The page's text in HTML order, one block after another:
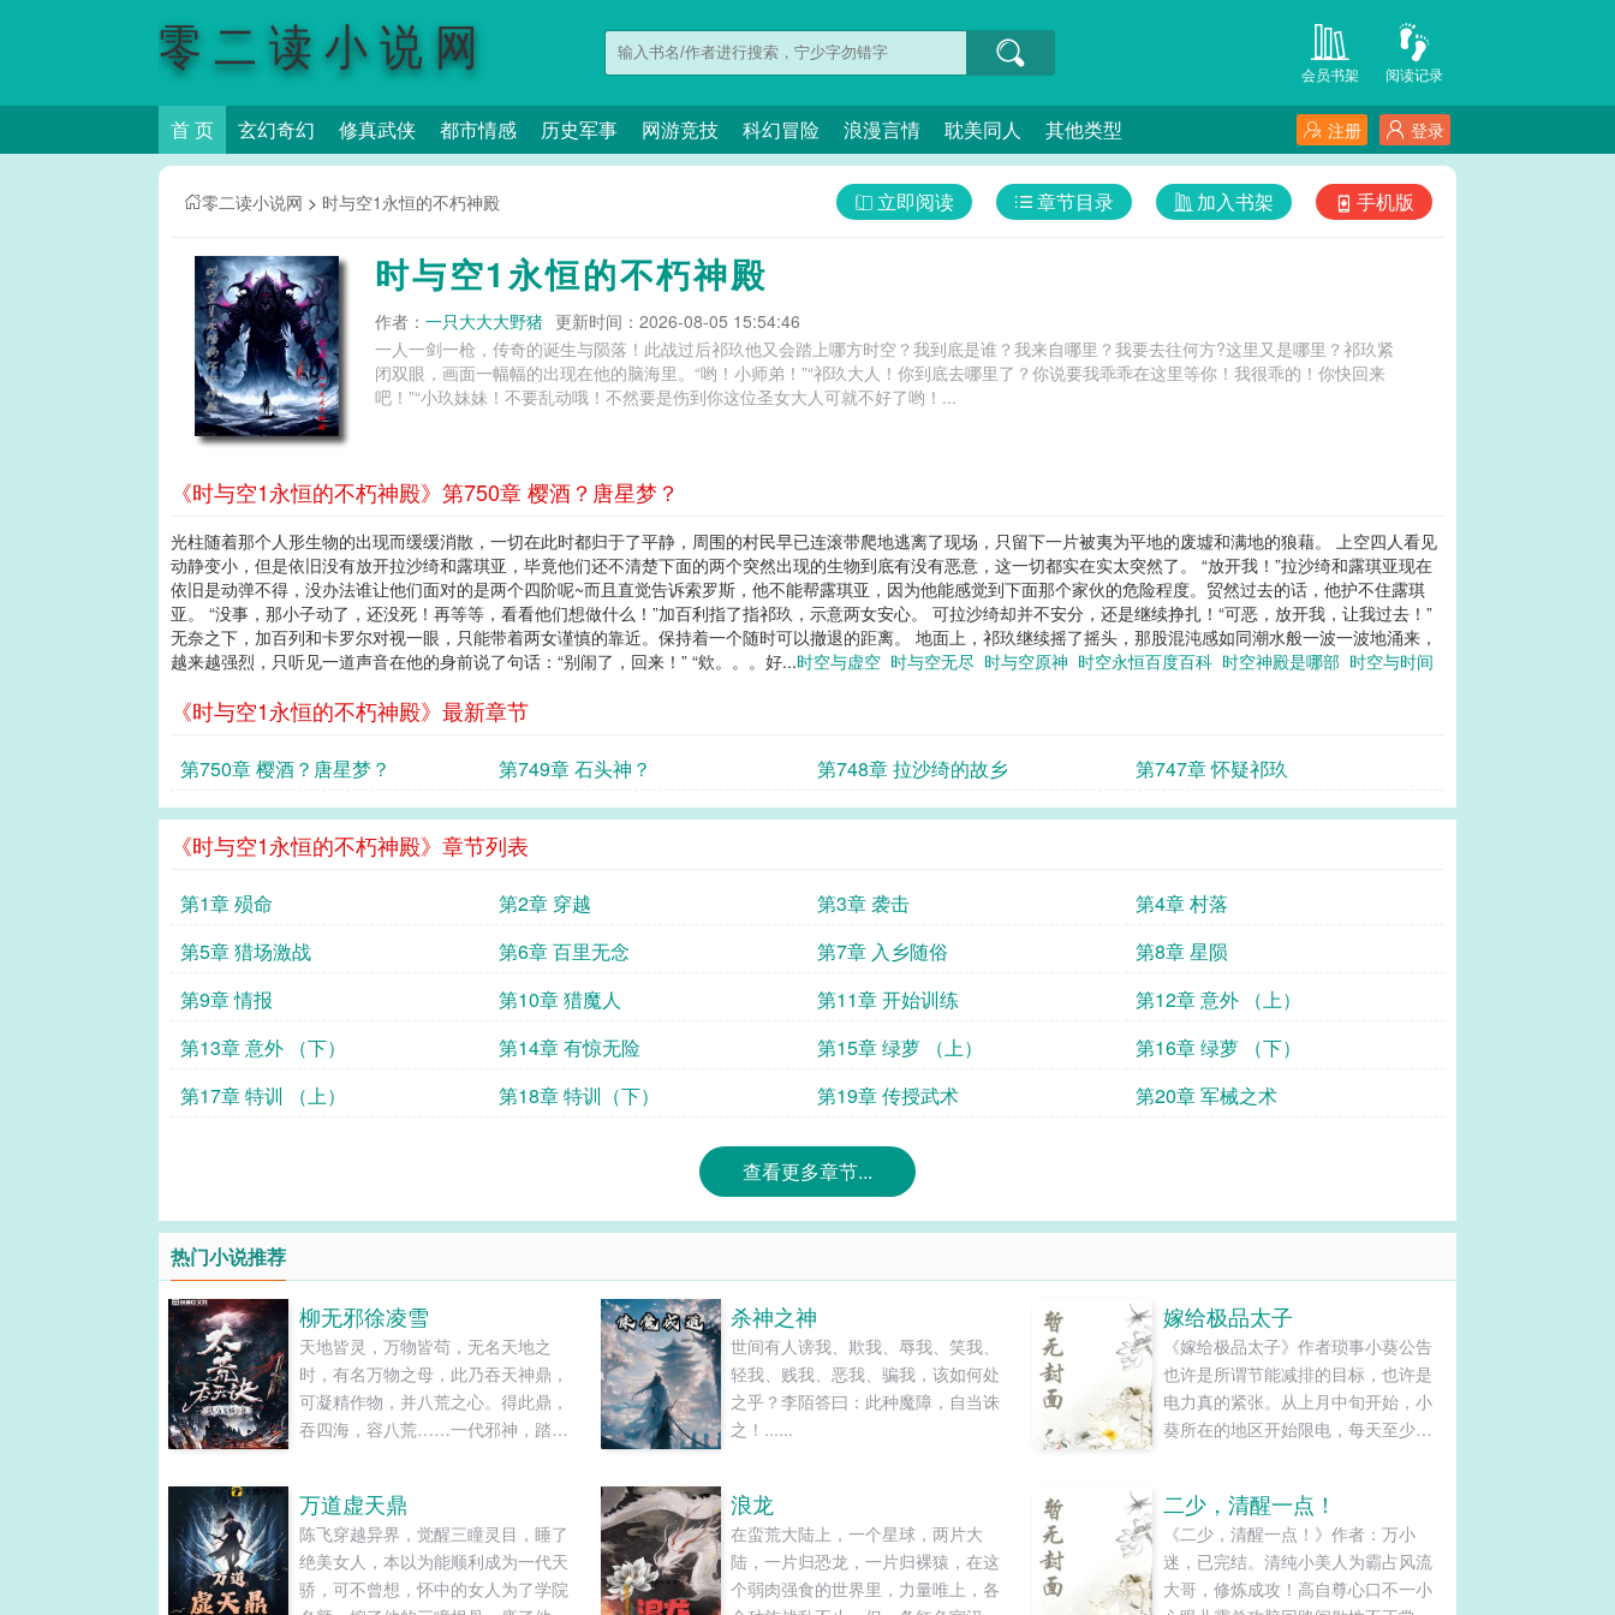
零二读小说网 阅读记录
会员书架
首 页 玄幻奇幻 修真武侠 都市情感 历史军事 网游竞技 科幻冒险 浪漫言情 耽美同人 其他类型 登录
注册
零二读小说网 > 时与空1永恒的不朽神殿 手机版
加入书架
章节目录
立即阅读
时与空1永恒的不朽神殿
作者： 一只大大大野猪 更新时间：2026-08-05 15:54:46
一人一剑一枪，传奇的诞生与陨落！此战过后祁玖他又会踏上哪方时空？我到底是谁？我来自哪里？我要去往何方?这里又是哪里？祁玖紧
闭双眼，画面一幅幅的出现在他的脑海里。“哟！小师弟！”“祁玖大人！你到底去哪里了？你说要我乖乖在这里等你！我很乖的！你快回来
吧！”“小玖妹妹！不要乱动哦！不然要是伤到你这位圣女大人可就不好了哟！...
《时与空1永恒的不朽神殿》第750章 樱酒？唐星梦？
光柱随着那个人形生物的出现而缓缓消散，一切在此时都归于了平静，周围的村民早已连滚带爬地逃离了现场，只留下一片被夷为平地的废墟和满地的狼藉。 上空四人看见
动静变小，但是依旧没有放开拉沙绮和露琪亚，毕竟他们还不清楚下面的两个突然出现的生物到底有没有恶意，这一切都实在实太突然了。 “放开我！”拉沙绮和露琪亚现在
依旧是动弹不得，没办法谁让他们面对的是两个四阶呢~而且直觉告诉索罗斯，他不能帮露琪亚，因为他能感觉到下面那个家伙的危险程度。贸然过去的话，他护不住露琪
亚。 “没事，那小子动了，还没死！再等等，看看他们想做什么！”加百利指了指祁玖，示意两女安心。 可拉沙绮却并不安分，还是继续挣扎！“可恶，放开我，让我过去！”
无奈之下，加百列和卡罗尔对视一眼，只能带着两女谨慎的靠近。保持着一个随时可以撤退的距离。 地面上，祁玖继续摇了摇头，那股混沌感如同潮水般一波一波地涌来，
越来越强烈，只听见一道声音在他的身前说了句话：“别闹了，回来！” “欸。。。好...时空与虚空 时与空无尽 时与空原神 时空永恒百度百科 时空神殿是哪部 时空与时间
《时与空1永恒的不朽神殿》最新章节
第750章 樱酒？唐星梦？ 第749章 石头神？ 第748章 拉沙绮的故乡 第747章 怀疑祁玖
《时与空1永恒的不朽神殿》章节列表
第1章 殒命 第2章 穿越 第3章 袭击
第4章 村落
第5章 猎场激战
第6章 百里无念 第7章 入乡随俗
第8章 星陨
第9章 情报
第10章 猎魔人 第11章 开始训练
第12章 意外 （上）
第13章 意外 （下）
第14章 有惊无险 第15章 绿萝 （上）
第16章 绿萝 （下）
第17章 特训 （上）
第18章 特训（下） 第19章 传授武术 第20章 军械之术
查看更多章节...
热门小说推荐
柳无邪徐凌雪
天地皆灵，万物皆苟，无名天地之
时，有名万物之母，此乃吞天神鼎，
可凝精作物，并八荒之心。得此鼎，
吞四海，容八荒……一代邪神，踏天
的更新！公布一个群号：
224382518...
杀神之神
世间有人谤我、欺我、辱我、笑我、
轻我、贱我、恶我、骗我，该如何处
之乎？李陌答曰：此种魔障，自当诛
之！......
嫁给极品太子
《嫁给极品太子》作者琐事小葵公告
也许是所谓节能减排的目标，也许是
电力真的紧张。从上月中旬开始，小
葵所在的地区开始限电，每天至少十
以及年底的工作比较忙而搁浅，只得
退而求其次，一日一更。可是，最近
几日，更是停电停得华丽，停得我泪
奔。今天居然是从早七点开始，一
万道虚天鼎
陈飞穿越异界，觉醒三瞳灵目，睡了
绝美女人，本以为能顺利成为一代天
骄，可不曾想，怀中的女人为了学院
浪龙
在蛮荒大陆上，一个星球，两片大
陆，一片归恐龙，一片归裸猿，在这
个弱肉强食的世界里，力量唯上，各
二少，清醒一点！
《二少，清醒一点！》作者：万小
迷，已完结。清纯小美人为霸占风流
大哥，修炼成攻！高自尊心口不一小